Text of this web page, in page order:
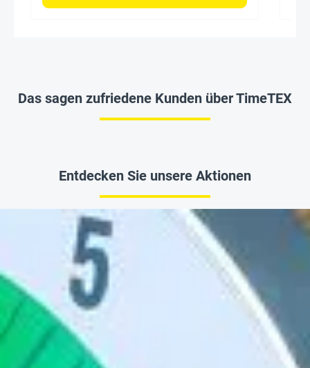
Das sagen zufriedene Kunden über TimeTEX
Entdecken Sie unsere Aktionen